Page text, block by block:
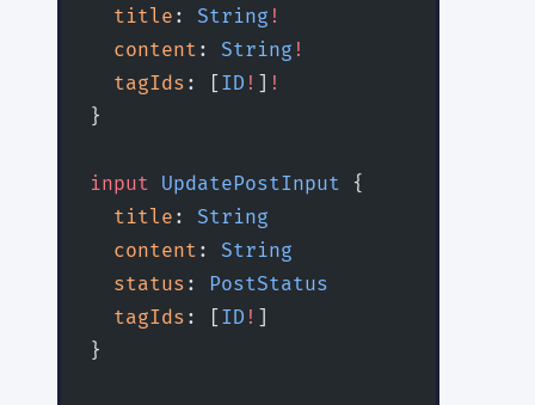
  title
: String !
  content
: String !
  tagIds
: [ ID ! ] !
}
input UpdatePostInput {
  title
: String
  content
: String
  status
: PostStatus
  tagIds
: [ ID ! ]
}